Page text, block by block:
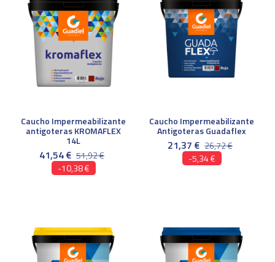
Caucho Impermeabilizante
antigoteras KROMAFLEX
14L
41,54 € 51,92 €
-10,38 €
Caucho Impermeabilizante
Antigoteras Guadaflex
21,37 € 26,72 €
-5,34 €